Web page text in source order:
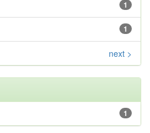
1
1
next >
1